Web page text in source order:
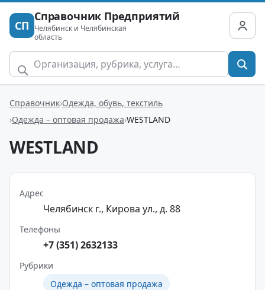
СП
Справочник Предприятий
Челябинск и Челябинская
область
Справочник Одежда, обувь, текстиль
Одежда – оптовая продажа WESTLAND
WESTLAND
Адрес
Челябинск г., Кирова ул., д. 88
Телефоны
+7 (351) 2632133
Рубрики
Одежда – оптовая продажа